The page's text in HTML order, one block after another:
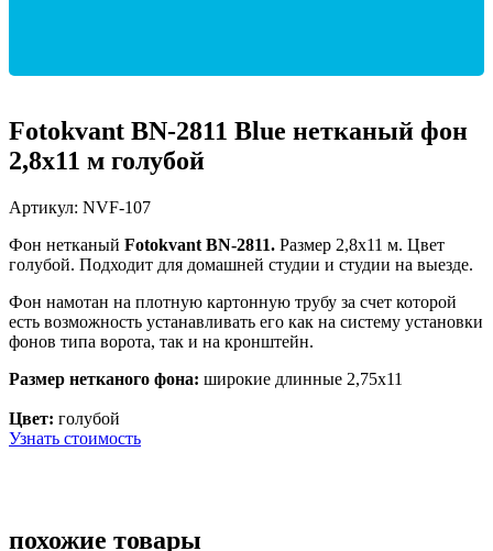
Fotokvant BN-2811 Blue нетканый фон
2,8х11 м голубой
Артикул: NVF-107
Фон нетканый Fotokvant BN-2811. Размер 2,8х11 м. Цвет
голубой. Подходит для домашней студии и студии на выезде.
Фон намотан на плотную картонную трубу за счет которой
есть возможность устанавливать его как на систему установки
фонов типа ворота, так и на кронштейн.
Размер нетканого фона: широкие длинные 2,75х11
Цвет: голубой
Узнать стоимость
похожие товары